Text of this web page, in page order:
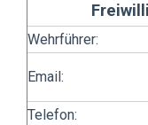
Wehrführer:
Email:
Telefon: